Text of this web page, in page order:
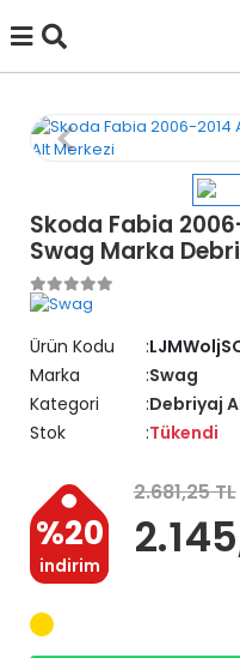
Skoda Fabia
Swag Marka
Ürün Kodu
Marka
Swag
Kategori
Debriyaj
Stok
Tükendi
%20
indirim
2.681,25 TL